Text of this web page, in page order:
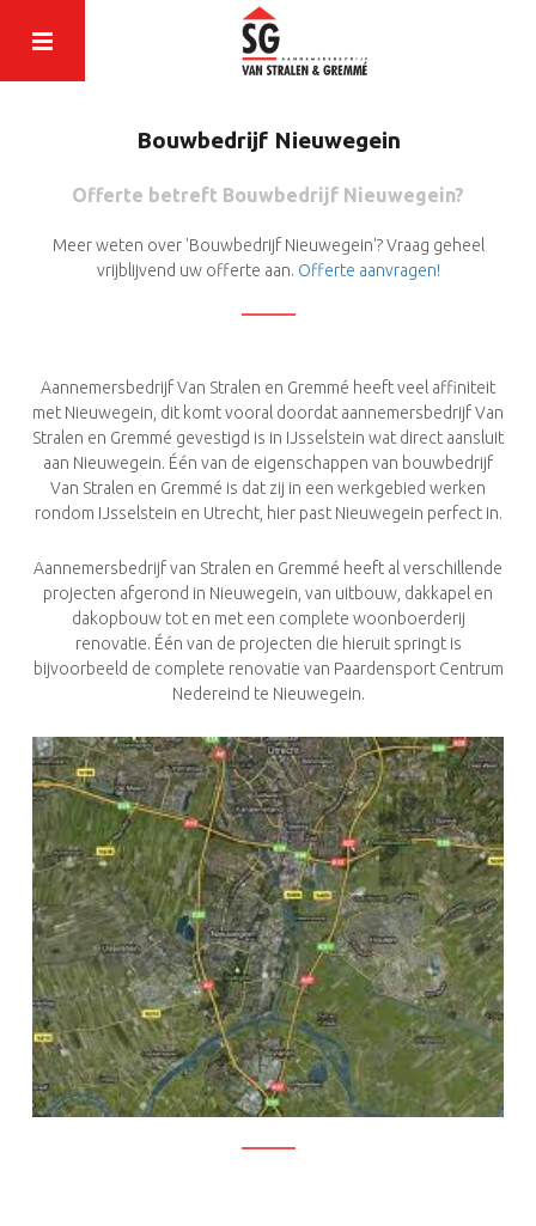
Bouwbedrijf Nieuwegein
Offerte betreft Bouwbedrijf Nieuwegein?
Meer weten over 'Bouwbedrijf Nieuwegein'? Vraag geheel
vrijblijvend uw offerte aan. Offerte aanvragen!
Aannemersbedrijf Van Stralen en Gremmé heeft veel affiniteit
met Nieuwegein, dit komt vooral doordat aannemersbedrijf Van
Stralen en Gremmé gevestigd is in IJsselstein wat direct aansluit
aan Nieuwegein. Één van de eigenschappen van bouwbedrijf
Van Stralen en Gremmé is dat zij in een werkgebied werken
rondom IJsselstein en Utrecht, hier past Nieuwegein perfect in.
Aannemersbedrijf van Stralen en Gremmé heeft al verschillende
projecten afgerond in Nieuwegein, van uitbouw, dakkapel en
dakopbouw tot en met een complete woonboerderij
renovatie. Één van de projecten die hieruit springt is
bijvoorbeeld de complete renovatie van Paardensport Centrum
Nedereind te Nieuwegein.